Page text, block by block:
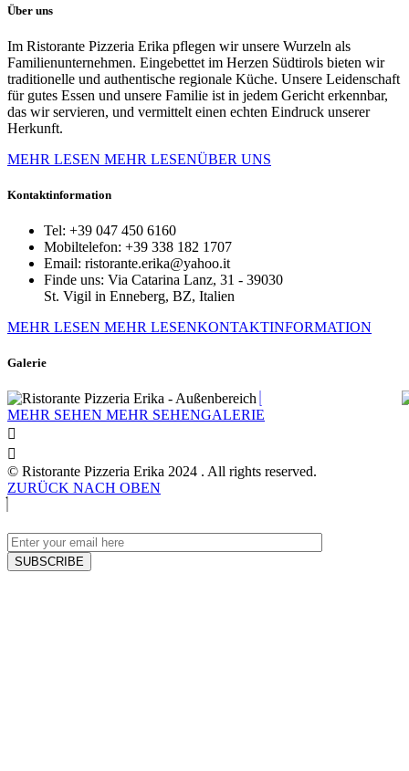
Über uns
Im Ristorante Pizzeria Erika pflegen wir unsere Wurzeln als
Familienunternehmen. Eingebettet im Herzen Südtirols bieten wir
traditionelle und authentische regionale Küche. Unsere Leidenschaft
für gutes Essen und unsere Familie ist in jedem Gericht erkennbar,
das wir servieren, und vermittelt einen echten Eindruck unserer
Herkunft.
MEHR LESEN MEHR LESENÜBER UNS
Kontaktinformation
Tel: +39 047 450 6160
Mobiltelefon: +39 338 182 1707
Email: ristorante.erika@yahoo.it
Finde uns: Via Catarina Lanz, 31 - 39030
St. Vigil in Enneberg, BZ, Italien
MEHR LESEN MEHR LESENKONTAKTINFORMATION
Galerie
MEHR SEHEN MEHR SEHENGALERIE
© Ristorante Pizzeria Erika 2024 . All rights reserved.
ZURÜCK NACH OBEN
SUBSCRIBE